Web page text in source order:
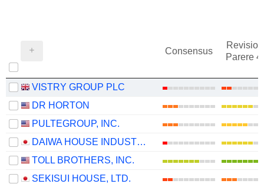
Consensus
Parere
VISTRY GROUP PLC
DR HORTON
PULTEGROUP, INC.
DAIWA HOUSE INDUSTRY CO., LTD.
TOLL BROTHERS, INC.
SEKISUI HOUSE, LTD.